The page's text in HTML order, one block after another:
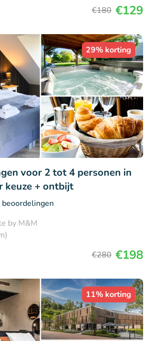
€180 €129
29% korting
voor 2 tot 4 personen in
keuze + ontbijt
beoordelingen
by M&M
€280 €198
11% korting